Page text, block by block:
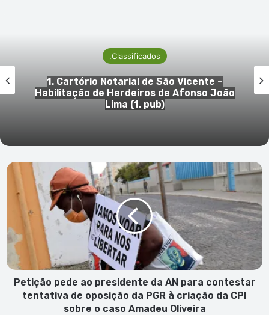
Vicente –
Afonso João
1. Cartório Notarial
Habilitação de
Petição
pede
presidente
AN
para
contestar
tentativa
de
oposição
Petição pede ao presidente da AN para contestar
tentativa de oposição da PGR à criação da CPI
sobre o caso Amadeu Oliveira